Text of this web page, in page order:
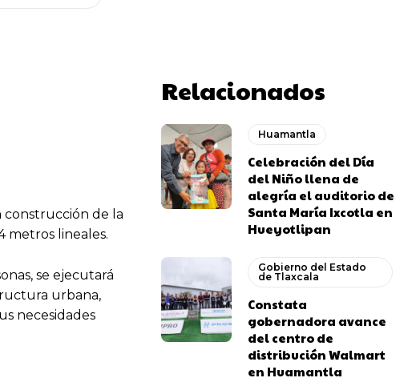
construcción de la
metros lineales.
se ejecutará
urbana,
necesidades
Relacionados
Huamantla
Celebración del Día
del Niño llena de
alegría el auditorio de
Santa María Ixcotla en
Hueyotlipan
Gobierno del Estado
de Tlaxcala
Constata
gobernadora avance
del centro de
distribución Walmart
en Huamantla